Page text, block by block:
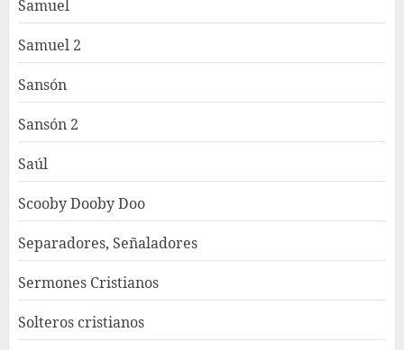
Samuel
Samuel 2
Sansón
Sansón 2
Saúl
Scooby Dooby Doo
Separadores, Señaladores
Sermones Cristianos
Solteros cristianos